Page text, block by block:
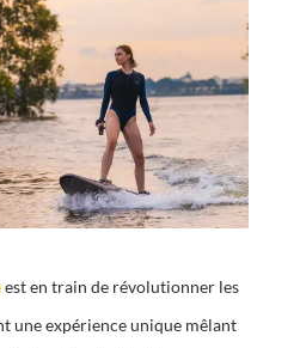
est en train de révolutionner les
une expérience unique mêlant